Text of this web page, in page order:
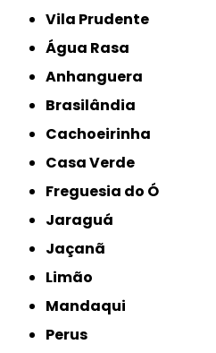
Vila Prudente
Água Rasa
Anhanguera
Brasilândia
Cachoeirinha
Casa Verde
Freguesia do Ó
Jaraguá
Jaçanã
Limão
Mandaqui
Perus